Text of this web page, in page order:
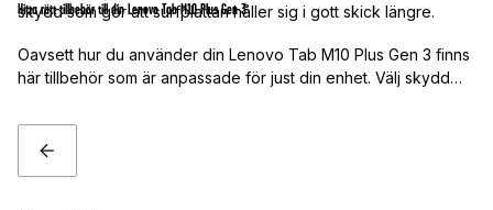
skydd som gör att surfplattan håller sig i gott skick längre.
Hitta rätt tillbehör till din Lenovo Tab M10 Plus Gen 3
Oavsett hur du använder din Lenovo Tab M10 Plus Gen 3 finns
här tillbehör som är anpassade för just din enhet. Välj skydd
lösningar till extra tåliga alternativ.
TILLBAKA